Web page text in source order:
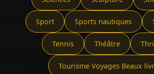
Sport Sports nautiques
Tennis Théâtre
Tourisme Voyages Beaux